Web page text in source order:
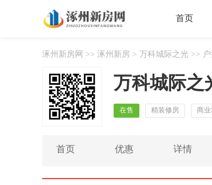
首页
涿州新房网 >> 涿州新房 > 万科城际之光 >>
万科城际之
在售 精装修房 商
首页 优惠 详情